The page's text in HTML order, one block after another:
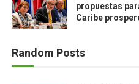
propuestas
Caribe
Random Posts